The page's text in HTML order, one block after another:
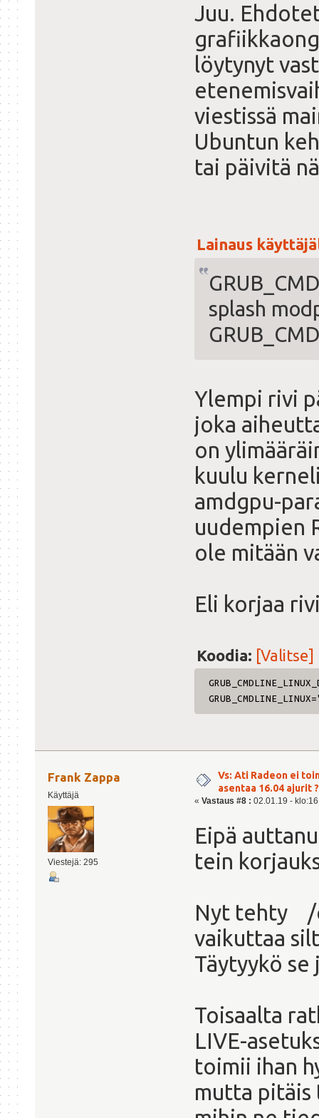
Juu.
löytynyt
viestissä
Ubuntun
tai päivitä
Lainaus
splash
Ylempi rivi
joka
on
kuulu
amdgpu-
uudempien
ole mitään
Eli korjaa
Koodia: [Valitse]
Frank Zappa
Käyttäjä
Viestejä: 295
Vs: Ati Radeon ei
asentaa 16.04 ajurit ?
« Vastaus #8 : 02.01.19 -
Eipä
tein
Nyt tehty /
vaikuttaa
Täytyykö
Toisaalta
LIVE-
toimii ihan
mutta pitäis